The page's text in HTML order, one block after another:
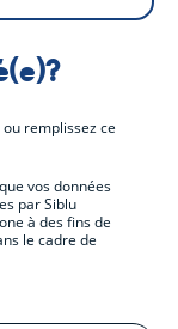
ou remplissez ce
vos données
par Siblu
à des fins de
le cadre de